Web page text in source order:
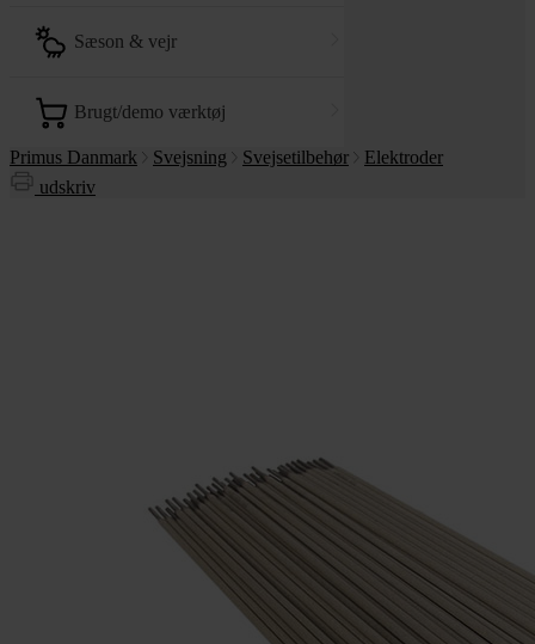
sæson & vejr
brugt/demo værktøj
Primus Danmark Svejsning Svejsetilbehør
Elektroder
udskriv